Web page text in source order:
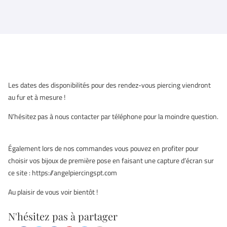
Les dates des disponibilités pour des rendez-vous piercing viendront
au fur et à mesure !
N’hésitez pas à nous contacter par téléphone pour la moindre question.
Également lors de nos commandes vous pouvez en profiter pour
choisir vos bijoux de première pose en faisant une capture d’écran sur
ce site : https://angelpiercingspt.com
Au plaisir de vous voir bientôt !
N'hésitez pas à partager